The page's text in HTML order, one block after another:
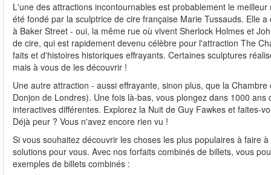
L'une des attractions incontournables est probablement le
été fondé par la sculptrice de cire française Marie Tussauds. Elle
à Baker Street - oui, la même rue où vivent Sherlock Holmes et
de cire, qui est rapidement devenu célèbre pour l'attraction The
faits et d'histoires historiques effrayants. Certaines sculptures
mais à vous de les découvrir !
Une autre attraction - aussi effrayante, sinon plus, que la
Donjon de Londres). Une fois là-bas, vous plongez dans 1000
interactives différentes. Explorez la Nuit de Guy Fawkes et faites-
Déjà peur ? Vous n'avez encore rien vu !
Si vous souhaitez découvrir les choses les plus populaires à faire
solutions pour vous. Avec nos forfaits combinés de billets, vous
exemples de billets combinés :